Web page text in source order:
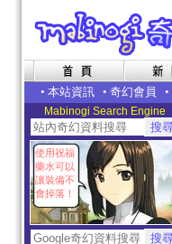
• 本站資訊 • 奇幻會員 •
Mabinogi Search Engine
使用祝福
藥水可以
讓裝備不
會掉落！